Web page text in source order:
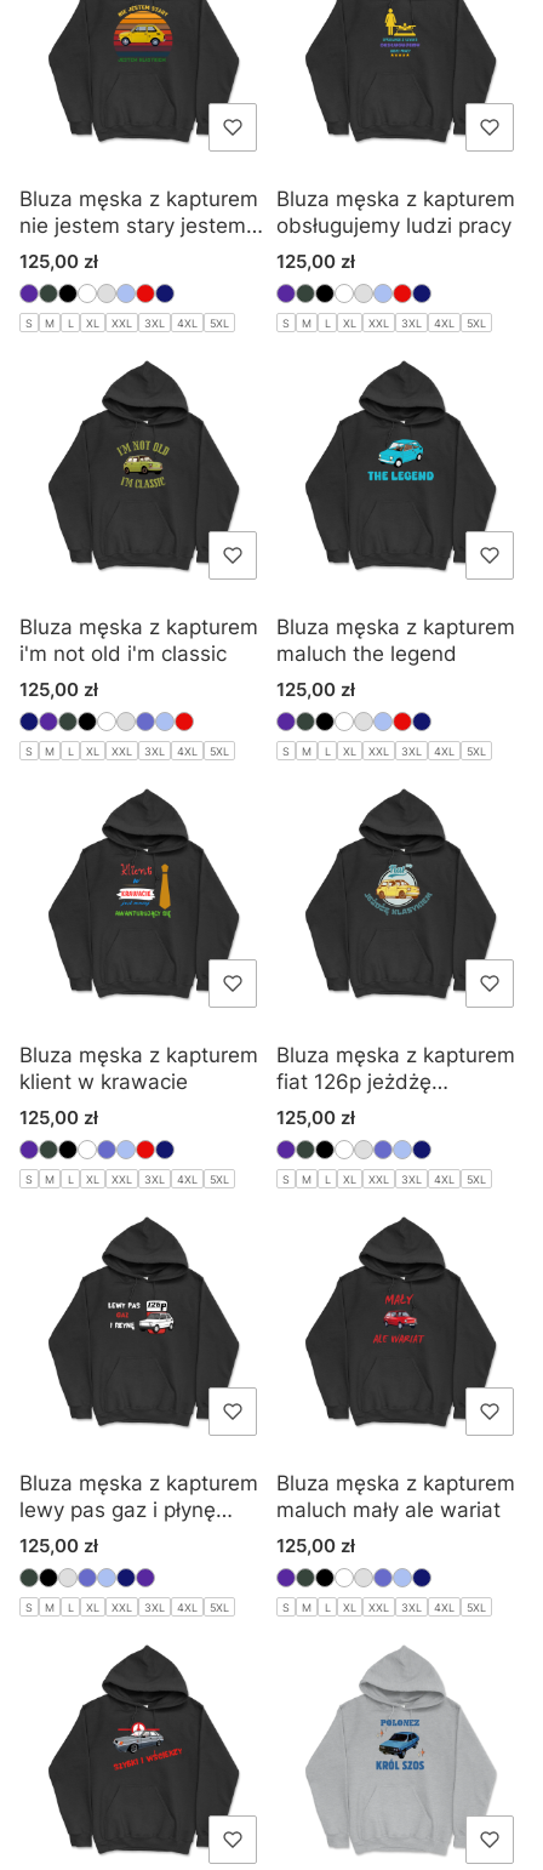
Bluza męska z kapturem
nie jestem stary jestem
klasykiem
Cena
125,00 zł
S M L XL XXL 3XL 4XL 5XL
Bluza męska z kapturem
obsługujemy ludzi pracy
Cena
125,00 zł
S M L XL XXL 3XL 4XL 5XL
Bluza męska z kapturem
i'm not old i'm classic
Cena
125,00 zł
S M L XL XXL 3XL 4XL 5XL
Bluza męska z kapturem
maluch the legend
Cena
125,00 zł
S M L XL XXL 3XL 4XL 5XL
Bluza męska z kapturem
klient w krawacie
Cena
125,00 zł
S M L XL XXL 3XL 4XL 5XL
Bluza męska z kapturem
fiat 126p jeżdżę
klasykiem
Cena
125,00 zł
S M L XL XXL 3XL 4XL 5XL
Bluza męska z kapturem
lewy pas gaz i płynę
maluch
Cena
125,00 zł
S M L XL XXL 3XL 4XL 5XL
Bluza męska z kapturem
maluch mały ale wariat
Cena
125,00 zł
S M L XL XXL 3XL 4XL 5XL